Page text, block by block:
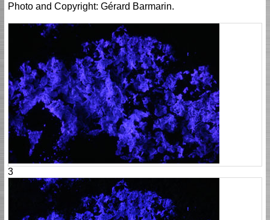
Photo and Copyright: Gérard Barmarin.
3